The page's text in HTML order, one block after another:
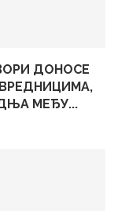
ДОНОСЕ
МЕЂУ...